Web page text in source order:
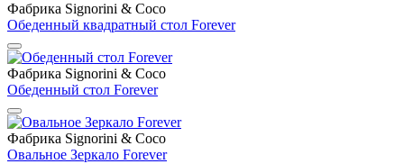
Фабрика Signorini & Coco
Обеденный квадратный стол Forever
Фабрика Signorini & Coco
Обеденный стол Forever
Фабрика Signorini & Coco
Овальное Зеркало Forever